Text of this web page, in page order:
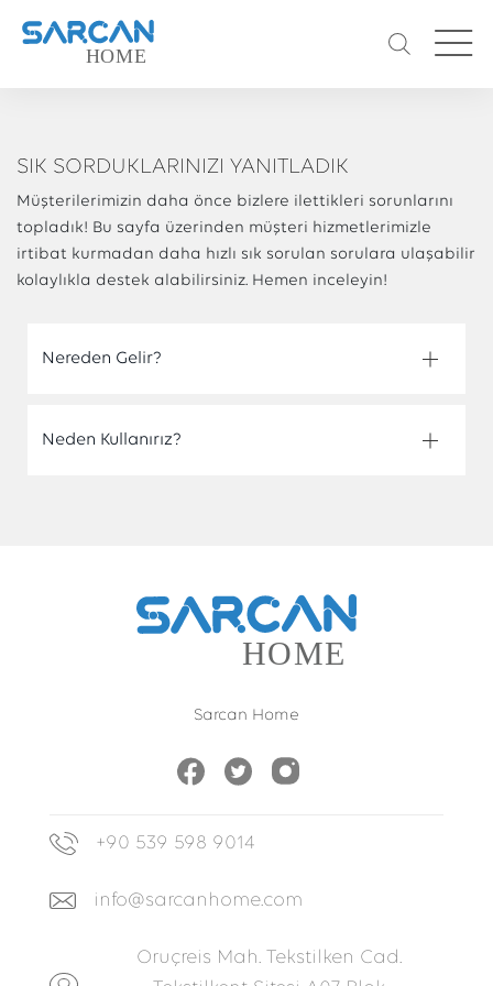
SIK SORDUKLARINIZI YANITLADIK
Müşterilerimizin daha önce bizlere ilettikleri sorunlarını
topladık! Bu sayfa üzerinden müşteri hizmetlerimizle
irtibat kurmadan daha hızlı sık sorulan sorulara ulaşabilir
kolaylıkla destek alabilirsiniz. Hemen inceleyin!
Nereden Gelir?
Neden Kullanırız?
Sarcan Home
+90 539 598 9014
info@sarcanhome.com
Oruçreis Mah. Tekstilken Cad.